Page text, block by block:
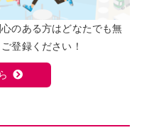
のある方はどなたでも無
登録ください！